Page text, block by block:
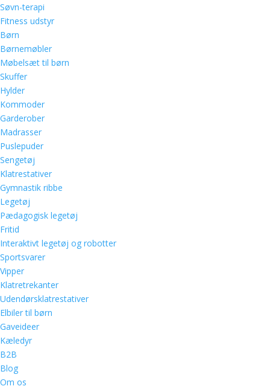
Søvn-terapi
Fitness udstyr
Børn
Børnemøbler
Møbelsæt til børn
Skuffer
Hylder
Kommoder
Garderober
Madrasser
Puslepuder
Sengetøj
Klatrestativer
Gymnastik ribbe
Legetøj
Pædagogisk legetøj
Fritid
Interaktivt legetøj og robotter
Sportsvarer
Vipper
Klatretrekanter
Udendørsklatrestativer
Elbiler til børn
Gaveideer
Kæledyr
B2B
Blog
Om os